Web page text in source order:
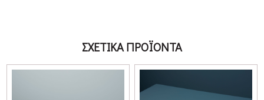
ΣΧΕΤΙΚΑ ΠΡΟΪΟΝΤΑ